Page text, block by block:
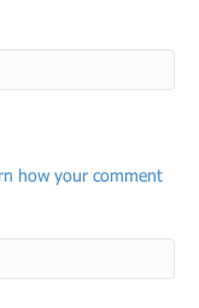
how your comment